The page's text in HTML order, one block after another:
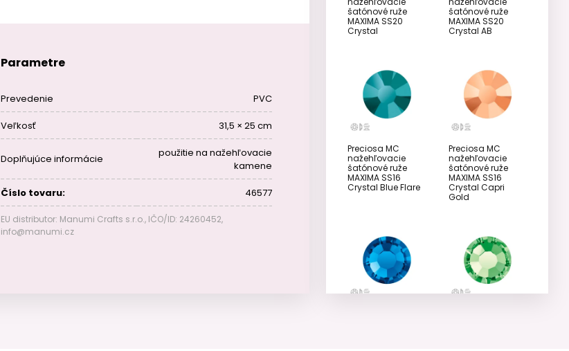
Parametre
Prevedenie PVC
Veľkosť 31,5 × 25 cm
Doplňujúce informácie
použitie na nažehľovacie
kamene
Číslo tovaru: 46577
EU distributor: Manumi Crafts s.r.o., IČO/ID: 24260452,
info@manumi.cz
šatónové ruže
MAXIMA SS20
Crystal
šatónové ruže
MAXIMA SS20
Crystal AB
Preciosa MC
nažehľovacie
šatónové ruže
MAXIMA SS16
Crystal Blue Flare
Preciosa MC
nažehľovacie
šatónové ruže
MAXIMA SS16
Crystal Capri
Gold